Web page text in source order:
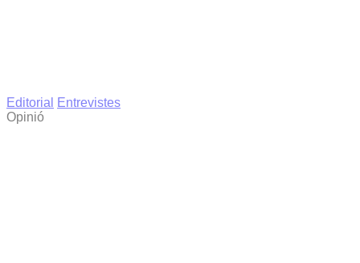
Editorial
Entrevistes
Opinió